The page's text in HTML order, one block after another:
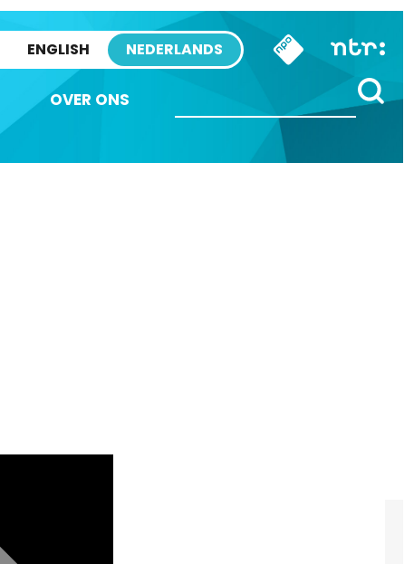
ENGLISH NEDERLANDS
OVER ONS